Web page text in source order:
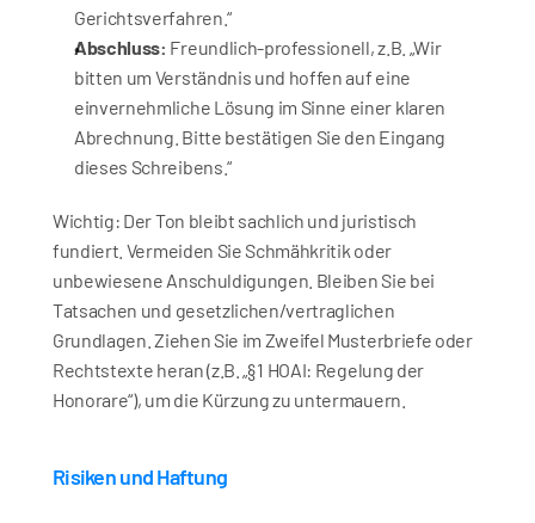
Gerichtsverfahren.“
Abschluss: Freundlich-professionell, z.B. „Wir
bitten um Verständnis und hoffen auf eine
einvernehmliche Lösung im Sinne einer klaren
Abrechnung. Bitte bestätigen Sie den Eingang
dieses Schreibens.“
Wichtig: Der Ton bleibt sachlich und juristisch
fundiert. Vermeiden Sie Schmähkritik oder
unbewiesene Anschuldigungen. Bleiben Sie bei
Tatsachen und gesetzlichen/vertraglichen
Grundlagen. Ziehen Sie im Zweifel Musterbriefe oder
Rechtstexte heran (z.B. „§ 1 HOAI: Regelung der
Honorare“), um die Kürzung zu untermauern.
Risiken und Haftung